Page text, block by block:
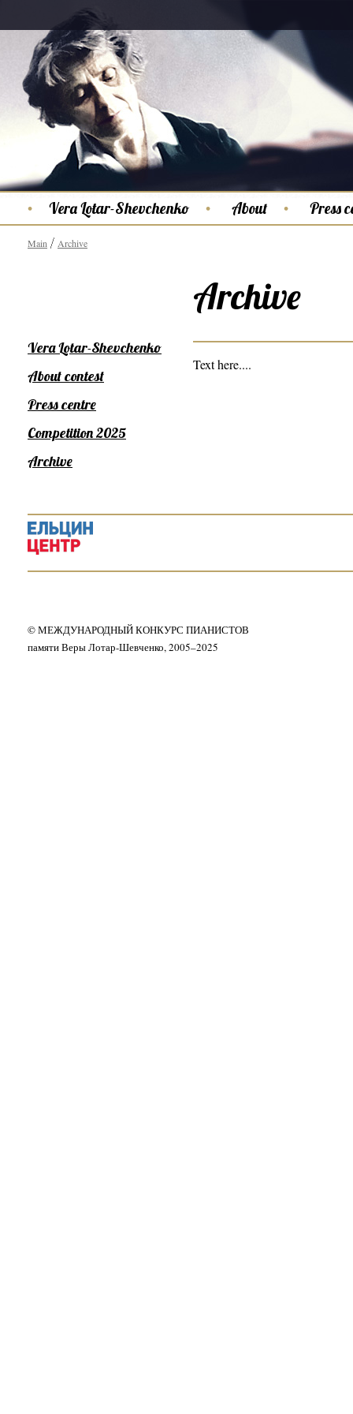
Vera Lotar-Shevchenko About Press
Main Archive
Archive
Text here....
Vera Lotar-Shevchenko
About contest
Press centre
Competition 2025
Archive
© МЕЖДУНАРОДНЫЙ КОНКУРС ПИАНИСТОВ
памяти Веры Лотар-Шевченко, 2005–2025